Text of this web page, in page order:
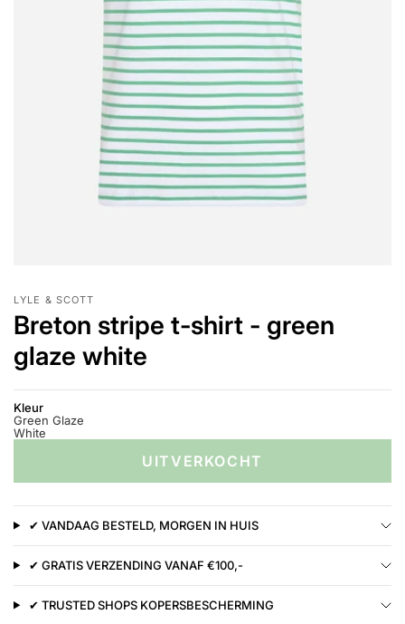
LYLE & SCOTT
Breton stripe t-shirt - green
glaze white
Kleur
Green Glaze
White
UITVERKOCHT
✔ VANDAAG BESTELD, MORGEN IN HUIS
✔ GRATIS VERZENDING VANAF €100,-
✔ TRUSTED SHOPS KOPERSBESCHERMING